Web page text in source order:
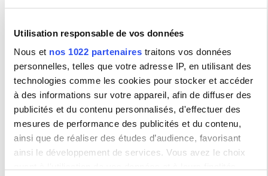
Utilisation responsable de vos données
Nous et nos 1022 partenaires traitons vos données
personnelles, telles que votre adresse IP, en utilisant des
technologies comme les cookies pour stocker et accéder
à des informations sur votre appareil, afin de diffuser des
publicités et du contenu personnalisés, d'effectuer des
mesures de performance des publicités et du contenu,
ainsi que de réaliser des études d’audience, favorisant
ainsi le développement de services. Vous avez le choix
Comœdia, quotidien publié entre 1907 et 1937, constitue un cas
unique dans le paysage de la presse française du premier XXe
siècle. D’une remarquable longévité – si l’on tient compte de
l’interruption de la Première Guerre Mondiale, et des différents
changements de direction et d’orientation qui scandent l’histoire du
titre – ce quotidien « théâtral, artistique, littéraire » traduit la
réussite d’une entreprise éditoriale économiquement stable et
pérenne, dont le propos consiste d’abord et avant tout à rendre
compte de la vie du théâtre au jour le jour, trois cent soixante-cinq
jours par an. Bénéficiant d’un rayonnement européen et
international en 1914, ce quotidien théâtral poursuit sa carrière
dans les années 1920 et les années 1930, dans un contexte
concurrentiel plus difficile, en s’ouvrant, au-delà de la littérature et
des beaux-arts, aux nouveaux media que sont le cinématographe